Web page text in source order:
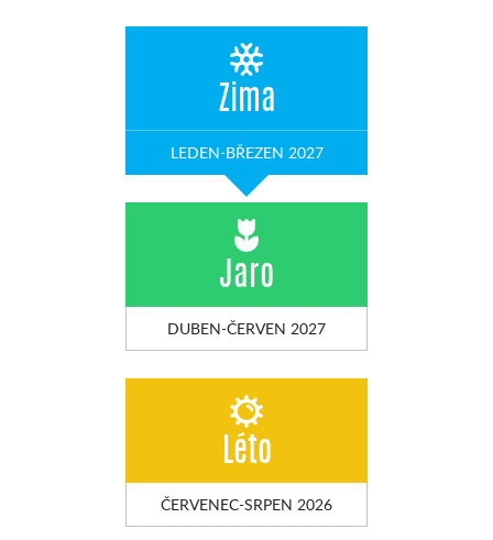
Zima
LEDEN-BŘEZEN 2027
Jaro
DUBEN-ČERVEN 2027
Léto
ČERVENEC-SRPEN 2026